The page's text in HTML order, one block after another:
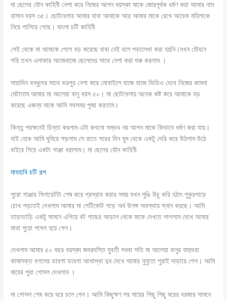
মা ছেলের যৌন কাহিনী নেশা করে নিজের আপন বয়স্কা মাকে জোরপূর্বক ধর্ষণ করা আমার নাম
হাসান বয়স ৩৫। ছোটবেলায় আমার বাবা আমাকে আর আমার মাকে রেখে আরেক মহিলাকে
নিয়ে পালিয়ে গেছে। বাংলা চটি কাহিনী
সেই থেকে মা আমাকে পেলে বড় করেছে বাবা নেই বলে পড়ালেখা করা হয়নি।যখন যৌবনে
পরি তখন এলাকার আজেবাজে ছেলেদের সাথে নেশা করা শুরু করলাম ।
সারাদিন বন্ধুদের সাথে ভরপুর নেশা করে মোবাইলে বাজে বাজে ভিডিও দেখে নিজের কামনা
মেটাতাম আমার মা আলেয়া বানু বয়স ৫০। মা ছোটবেলায় অনেক কষ্ট করে আমাকে বড়
করেছে এজন্য মাকে আমি সবসময় পূজা করতাম।
কিন্তু পরক্ষনেই চিন্তা করলাম এটা কখনো সম্ভব নয় আপন মাকে কিভাবে ধর্ষণ করা যায়।
যাই হোক আমি ঘুমিয়ে পড়লাম সে রাতে পরের দিন ঘুম থেকে একটু দেরি করে উঠলাম উঠে
বাইরে গিয়ে একটা গাঞ্জা ধরালাম। মা ছেলের যৌন কাহিনী
মাযহাবি চটি গল্প
পুরো গাঞ্জার সিগারেটটা শেষ করে প্রস্রাব করার সময় যখন লুঙি উচু করি হঠাৎ পুকুরপাড়ে
চোখ পড়তেই দেখলাম আমার মা পেটিকোট পড়ে অর্ধ উলঙ্গ অবস্থায় স্নান করছে। আমি
তাড়াতাড়ি একটু সামনে এগিয়ে বট গাছের আড়াল থেকে মাকে দেখতে লাগলাম দেখে আমার
মাথা পুরো পাগল হয়ে গেল।
দেখলাম আমার ৫০ বছর বয়স্কা জবরদস্তি যুবতী সধবা সতি মা আলেয়া বানুর বাহুভরা
কামাসক্ত বগলের ডাবগা ডাবগা আখাস্থা দুধ দেখে আমার নুনুতো পুরাই দাড়ায়ে গেল। আমি
মায়ের পুরা গোসল দেখলাম ।
মা গোসল শেষ করে ঘরে চলে গেল। আমি কিছুক্ষণ পর মায়ের পিছু পিছু ঘরের দরজার সামনে